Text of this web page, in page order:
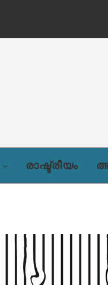
രാഷ്ട്രീയം